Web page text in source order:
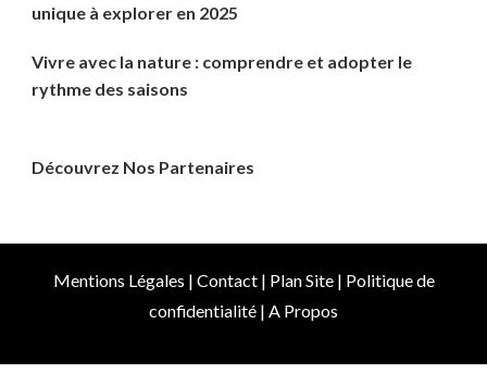
unique à explorer en 2025
Vivre avec la nature : comprendre et adopter le
rythme des saisons
Découvrez Nos Partenaires
Mentions Légales | Contact| Plan Site| Politique de
confidentialité | A Propos